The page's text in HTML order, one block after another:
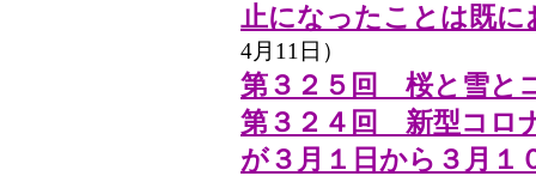
止になったことは既
4月11日）
第３２５回 桜と雪と
第３２４回 新型コロ
が３月１日から３月１